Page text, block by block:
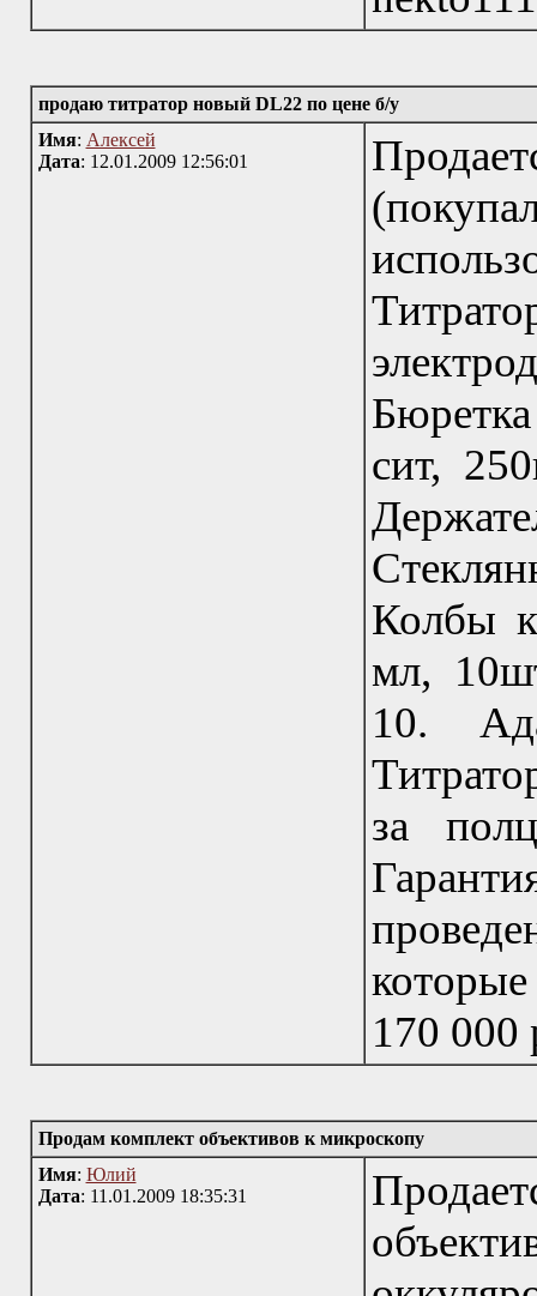
продаю титратор новый DL22 по цене б/у
Имя: Алексей
Дата: 12.01.2009 12:56:01
сит,
Колбы
мл,
10.
за
170 000
Продам комплект объективов к микроскопу
Имя: Юлий
Дата: 11.01.2009 18:35:31